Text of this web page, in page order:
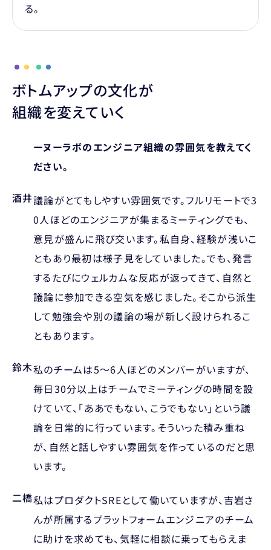
る。
ボトムアップの文化が
組織を変えていく
ーヌーラボのエンジニア組織の雰囲気を教えてく
ださい。
酒井議論がとてもしやすい雰囲気です。フルリモートで3
0人ほどのエンジニアが集まるミーティングでも、
意見が盛んに飛び交います。私自身、経験が浅いこ
ともあり最初は様子見をしていました。でも、発言
するたびにウェルカムな反応が返ってきて、自然と
議論に参加できる空気を感じました。そこから派生
して勉強会や別の議論の場が新しく設けられるこ
ともあります。
鈴木私のチームは5〜6人ほどのメンバーがいますが、
毎日30分以上はチームでミーティングの時間を設
けていて、「ああでもない、こうでもない」という議
論を日常的に行っています。そういった積み重ね
が、自然と話しやすい雰囲気を作っているのだと思
います。
二橋私はプロダクトSREとして働いていますが、吉岩さ
んが所属するプラットフォームエンジニアのチーム
に助けを求めても、気軽に相談に乗ってもらえま